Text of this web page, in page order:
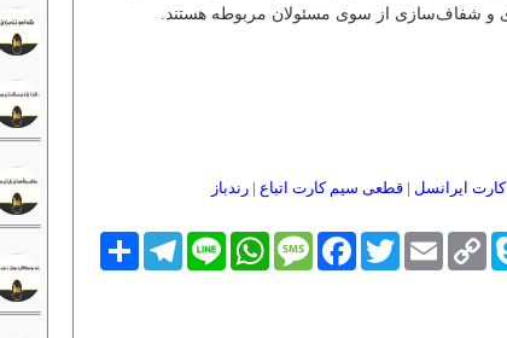
و شفاف‌سازی از سوی مسئولان مربوطه هستند.
ایرانسل | قطعی سیم کارت اتباع | رندباز
اشتراکTelegram Line
WhatsAppMessageFacebookTwitter Email
Copy
Link